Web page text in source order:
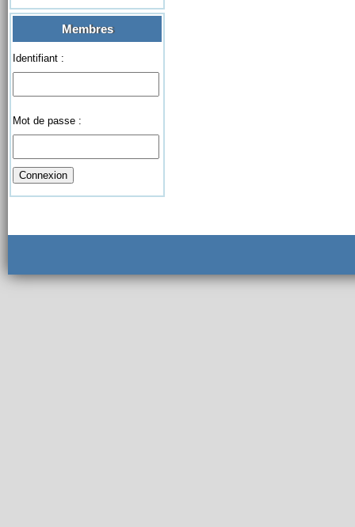
Membres
Identifiant :
Mot de passe :